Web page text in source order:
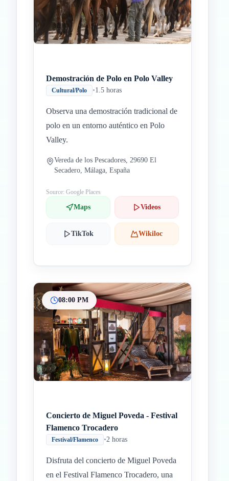
Demostración de Polo en Polo Valley
Cultural/Polo •1.5 horas
Observa una demostración tradicional de
polo en un entorno auténtico en Polo
Valley.
Vereda de los Pescadores, 29690 El
Secadero, Málaga, España
Source: Google Places
Maps Videos
TikTok Wikiloc
08:00 PM
Concierto de Miguel Poveda - Festival
Flamenco Trocadero
Festival/Flamenco •2 horas
Disfruta del concierto de Miguel Poveda
en el Festival Flamenco Trocadero, una